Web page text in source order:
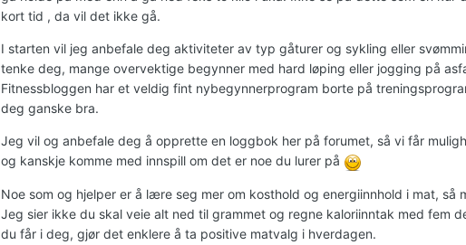
kort tid , da vil det ikke gå.
I starten vil jeg anbefale deg aktiviteter av typ gåturer og sykling eller
tenke deg, mange overvektige begynner med hard løping eller jogging på
Fitnessbloggen har et veldig fint nybegynnerprogram borte på
deg ganske bra.
Jeg vil og anbefale deg å opprette en loggbok her på forumet, så vi får
og kanskje komme med innspill om det er noe du lurer på
Noe som og hjelper er å lære seg mer om kosthold og energiinnhold i mat, så
Jeg sier ikke du skal veie alt ned til grammet og regne kaloriinntak med fem
du får i deg, gjør det enklere å ta positive matvalg i hverdagen.